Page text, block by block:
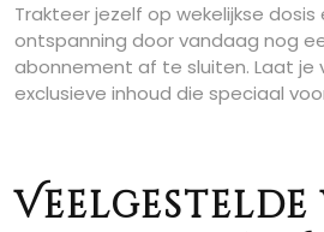
Trakteer jezelf op wekelijkse
ontspanning door vandaag nog
abonnement af te sluiten. Laat je
exclusieve inhoud die speciaal
Veelgestelde